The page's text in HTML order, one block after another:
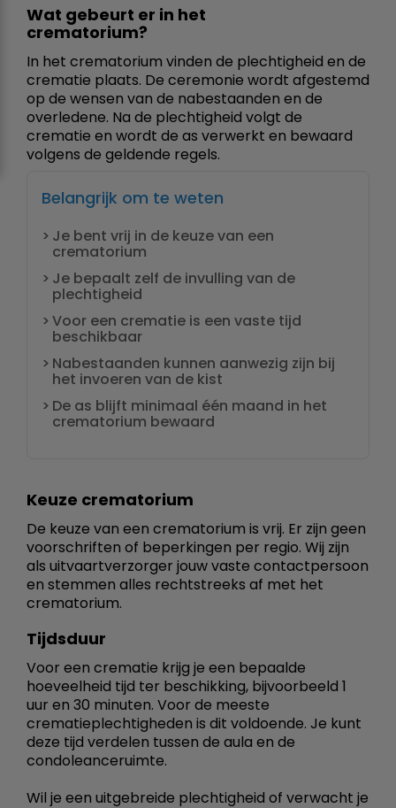
Wat gebeurt er in het
crematorium?
In het crematorium vinden de plechtigheid en de
crematie plaats. De ceremonie wordt afgestemd
op de wensen van de nabestaanden en de
overledene. Na de plechtigheid volgt de
crematie en wordt de as verwerkt en bewaard
volgens de geldende regels.
Belangrijk om te weten
Je bent vrij in de keuze van een
crematorium
Je bepaalt zelf de invulling van de
plechtigheid
Voor een crematie is een vaste tijd
beschikbaar
Nabestaanden kunnen aanwezig zijn bij
het invoeren van de kist
De as blijft minimaal één maand in het
crematorium bewaard
Keuze crematorium
De keuze van een crematorium is vrij. Er zijn geen
voorschriften of beperkingen per regio. Wij zijn
als uitvaartverzorger jouw vaste contactpersoon
en stemmen alles rechtstreeks af met het
crematorium.
Tijdsduur
Voor een crematie krijg je een bepaalde
hoeveelheid tijd ter beschikking, bijvoorbeeld 1
uur en 30 minuten. Voor de meeste
crematieplechtigheden is dit voldoende. Je kunt
deze tijd verdelen tussen de aula en de
condoleanceruimte.
Wil je een uitgebreide plechtigheid of verwacht je